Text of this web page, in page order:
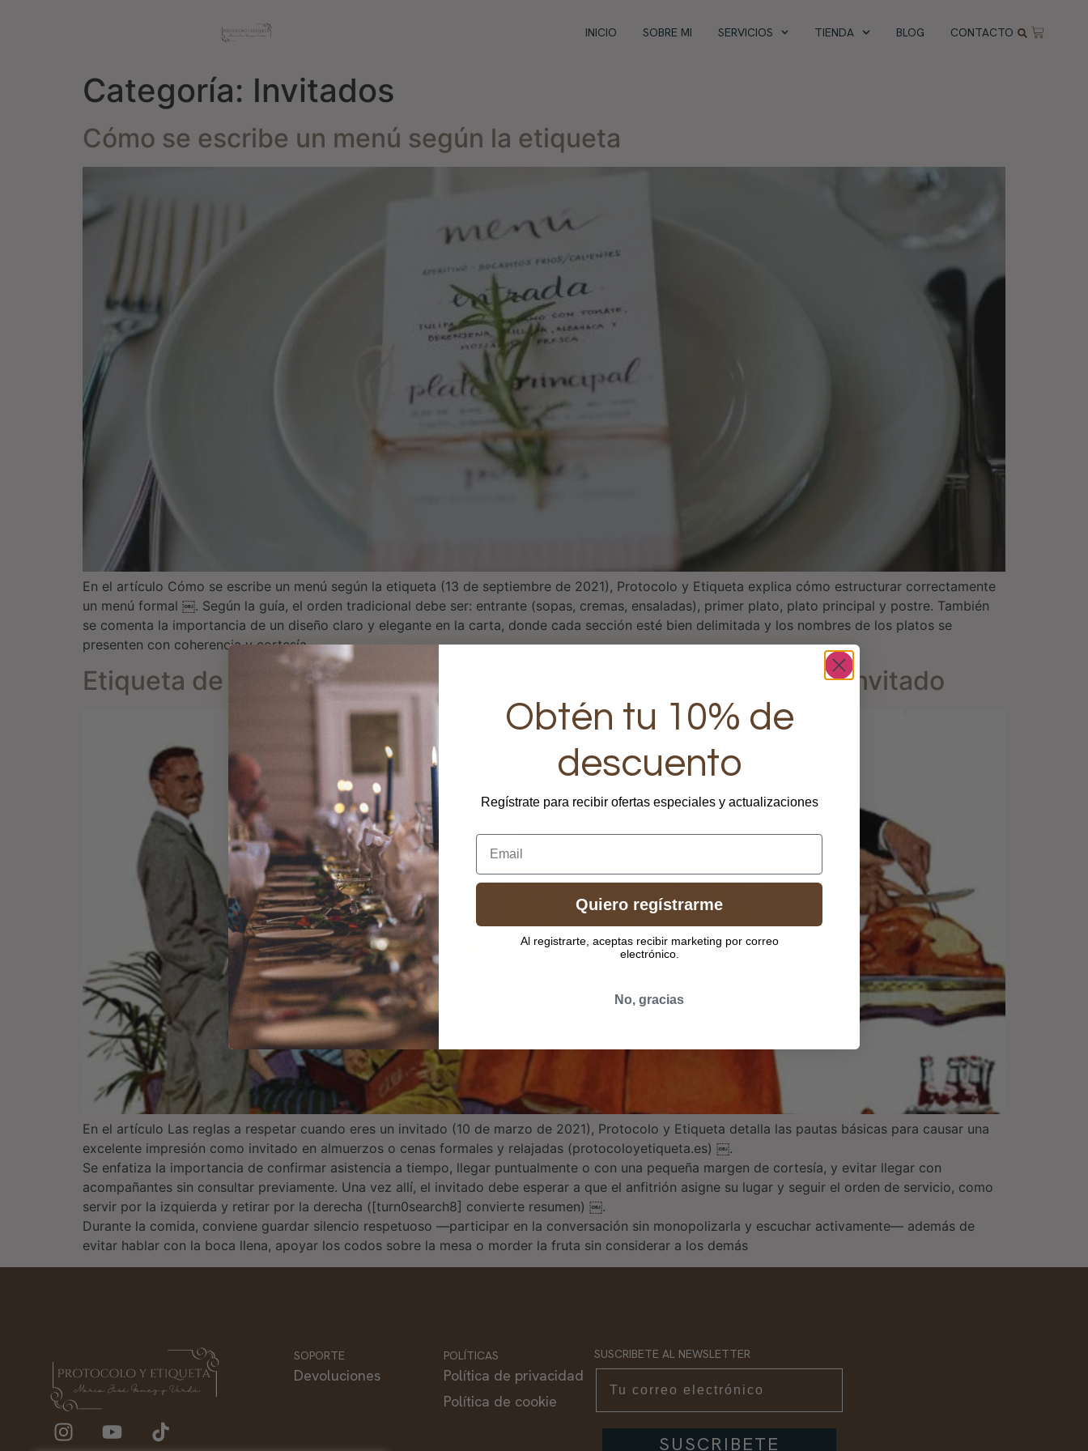
INICIO SOBRE MI SERVICIOS TIENDA BLOG CONTACTO
Categoría: Invitados
Cómo se escribe un menú según la etiqueta
En el artículo Cómo se escribe un menú según la etiqueta (13 de septiembre de 2021), Protocolo y Etiqueta explica cómo estructurar correctamente
un menú formal ￼. Según la guía, el orden tradicional debe ser: entrante (sopas, cremas, ensaladas), primer plato, plato principal y postre. También
se comenta la importancia de un diseño claro y elegante en la carta, donde cada sección esté bien delimitada y los nombres de los platos se
presenten con coherencia y cortesía
Etiqueta de los invitados: las reglas a respetar cuando eres un invitado
En el artículo Las reglas a respetar cuando eres un invitado (10 de marzo de 2021), Protocolo y Etiqueta detalla las pautas básicas para causar una
excelente impresión como invitado en almuerzos o cenas formales y relajadas (protocoloyetiqueta.es) ￼.
Se enfatiza la importancia de confirmar asistencia a tiempo, llegar puntualmente o con una pequeña margen de cortesía, y evitar llegar con
acompañantes sin consultar previamente. Una vez allí, el invitado debe esperar a que el anfitrión asigne su lugar y seguir el orden de servicio, como
servir por la izquierda y retirar por la derecha ([turn0search8] convierte resumen) ￼.
Durante la comida, conviene guardar silencio respetuoso —participar en la conversación sin monopolizarla y escuchar activamente— además de
evitar hablar con la boca llena, apoyar los codos sobre la mesa o morder la fruta sin considerar a los demás
SOPORTE
Devoluciones
POLÍTICAS
Política de privacidad
Política de cookie
SUSCRIBETE AL NEWSLETTER
SUSCRIBETE
Obtén tu 10% de
descuento
Regístrate para recibir ofertas especiales y actualizaciones
Email
Quiero regístrarme
Al registrarte, aceptas recibir marketing por correo
electrónico.
No, gracias